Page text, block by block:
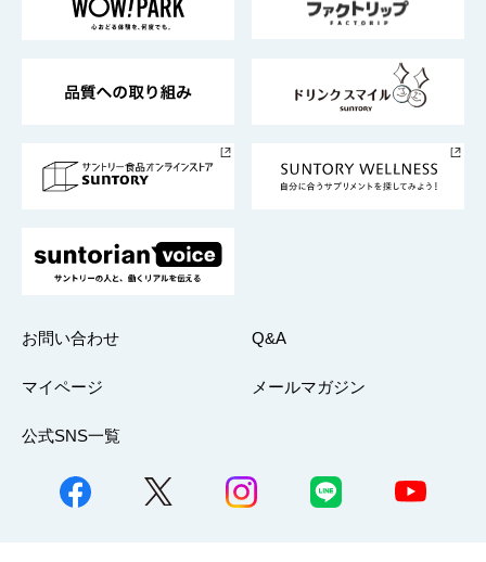
地域情報
サントリーサンバーズ大阪
サントリーが考えるサステナビリティ経営
企業概要
採用情報
お問い合わせ Q&A
マイページ メールマガジン
公式SNS一覧